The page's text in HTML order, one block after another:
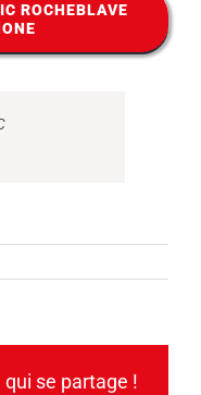
ROCHEBLAVE
se partage !